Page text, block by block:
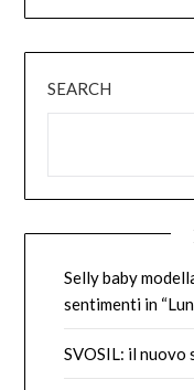
SEARCH
Selly baby
sentimenti in
SVOSIL: il nuovo